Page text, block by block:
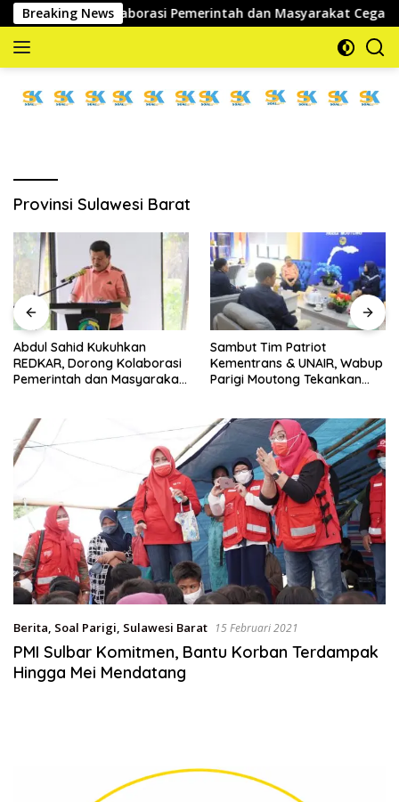
Langsung
ke
konten
Breaking News
Dorong Kolaborasi Pemerintah dan Masyarakat Cegah
mengabarkan
Provinsi Sulawesi Barat
Abdul Sahid Kukuhkan
REDKAR, Dorong Kolaborasi
Pemerintah dan Masyarakat
Sambut Tim Patriot
Kementrans & UNAIR, Wabup
Parigi Moutong Tekankan
Daerah
Berita, Soal Parigi, Sulawesi Barat 15 Februari 2021
PMI Sulbar Komitmen, Bantu Korban Terdampak
Hingga Mei Mendatang